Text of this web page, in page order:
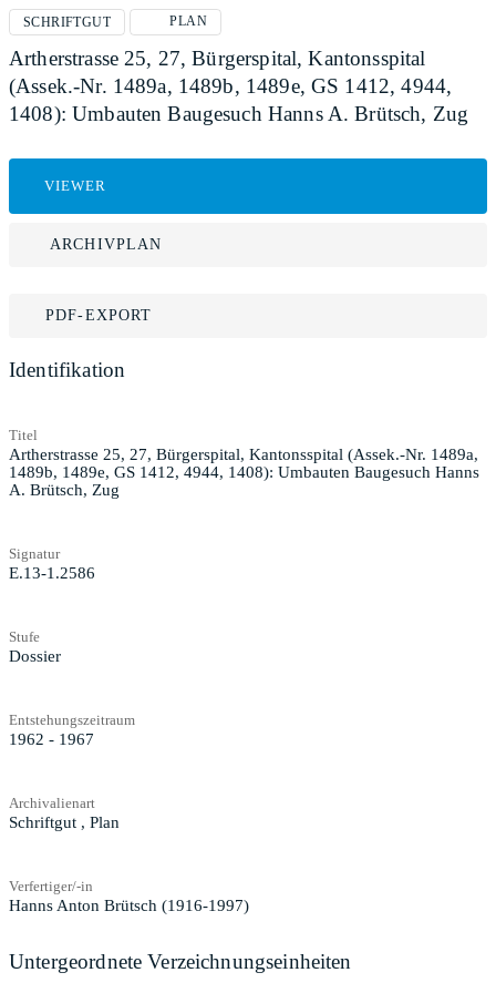
SCHRIFTGUT PLAN
Artherstrasse 25, 27, Bürgerspital, Kantonsspital
(Assek.-Nr. 1489a, 1489b, 1489e, GS 1412, 4944,
1408): Umbauten Baugesuch Hanns A. Brütsch, Zug
VIEWER
ARCHIVPLAN
PDF-EXPORT
Identifikation
Titel
Artherstrasse 25, 27, Bürgerspital, Kantonsspital (Assek.-Nr. 1489a,
1489b, 1489e, GS 1412, 4944, 1408): Umbauten Baugesuch Hanns
A. Brütsch, Zug
Signatur
E.13-1.2586
Stufe
Dossier
Entstehungszeitraum
1962 - 1967
Archivalienart
Schriftgut , Plan
Verfertiger/-in
Hanns Anton Brütsch (1916-1997)
Untergeordnete Verzeichnungseinheiten